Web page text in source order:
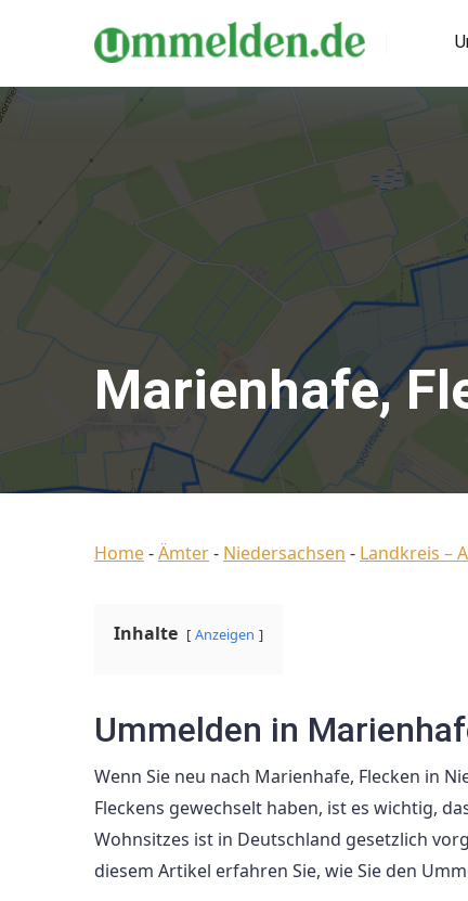
Marienhafe,
Home-Ämter- Niedersachsen - Landkreis –
Inhalte Anzeigen
Ummelden in
Wenn Sie neu nach Marienhafe, Flecken in
Fleckens gewechselt haben, ist es wichtig,
Wohnsitzes ist in Deutschland gesetzlich
diesem Artikel erfahren Sie, wie Sie den